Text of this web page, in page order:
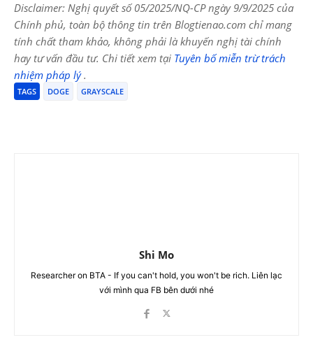
Disclaimer: Nghị quyết số 05/2025/NQ-CP ngày 9/9/2025 của
Chính phủ, toàn bộ thông tin trên Blogtienao.com chỉ mang
tính chất tham khảo, không phải là khuyến nghị tài chính
hay tư vấn đầu tư. Chi tiết xem tại Tuyên bố miễn trừ trách
nhiệm pháp lý.
TAGS DOGE GRAYSCALE
Shi Mo
Researcher on BTA - If you can't hold, you won't be rich. Liên lạc
với mình qua FB bên dưới nhé